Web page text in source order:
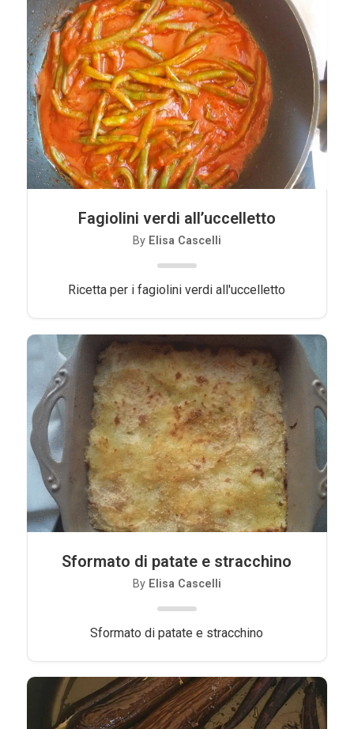
Contorni
Pesce
Dolci
Light
Panini
Vegetariane
Fagiolini verdi all’uccelletto
By Elisa Cascelli
Ricetta per i fagiolini verdi all'uccelletto
Sformato di patate e stracchino
By Elisa Cascelli
Sformato di patate e stracchino